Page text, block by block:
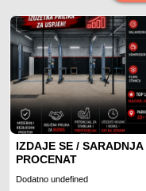
IZDAJE SE /
PROCENAT
Dodatno undefined